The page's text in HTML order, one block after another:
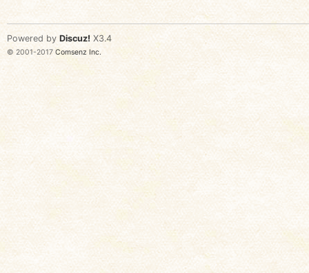
Powered by Discuz! X3.4
© 2001-2017 Comsenz Inc.